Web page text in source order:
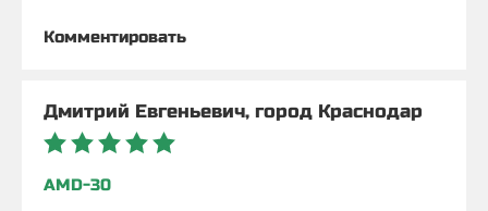
Комментировать
Дмитрий Евгеньевич, город Краснодар
AMD-30